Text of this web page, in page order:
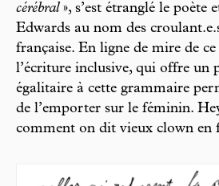
cérébral», s’est étranglé le poète
Edwards au nom des
française. En ligne de mire de
l’écriture inclusive, qui offre un
égalitaire à cette grammaire
de l’emporter sur le féminin.
comment on dit vieux clown en